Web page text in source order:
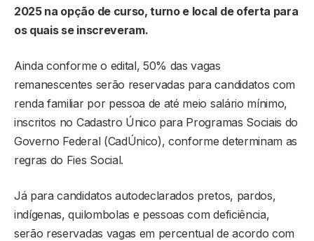
2025 na opção de curso, turno e local de oferta para
os quais se inscreveram.
Ainda conforme o edital, 50% das vagas
remanescentes serão reservadas para candidatos com
renda familiar por pessoa de até meio salário mínimo,
inscritos no Cadastro Único para Programas Sociais do
Governo Federal (CadÚnico), conforme determinam as
regras do Fies Social.
Já para candidatos autodeclarados pretos, pardos,
indígenas, quilombolas e pessoas com deficiência,
serão reservadas vagas em percentual de acordo com